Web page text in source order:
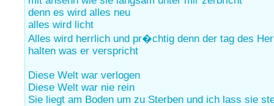
denn es wird alles neu
alles wird licht
Alles wird herrlich und pr�chtig denn der tag des
halten was er verspricht
Diese Welt war verlogen
Diese Welt war nie rein
Sie liegt am Boden um zu Sterben und ich lass sie